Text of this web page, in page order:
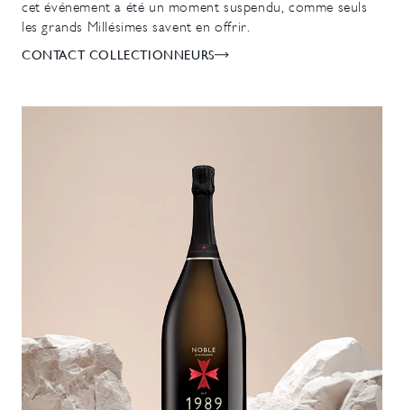
cet événement a été un moment suspendu, comme seuls
les grands Millésimes savent en offrir.
CONTACT COLLECTIONNEURS